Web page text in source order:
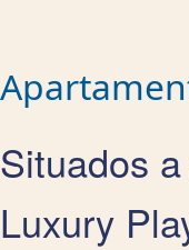
Situados
Luxury